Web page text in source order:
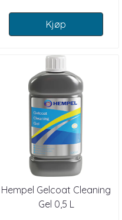
Kjøp
Hempel Gelcoat Cleaning
Gel 0,5 L